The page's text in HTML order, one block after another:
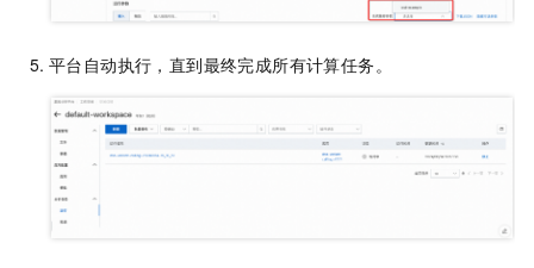
平台自动执行，直到最终完成所有计算任务。